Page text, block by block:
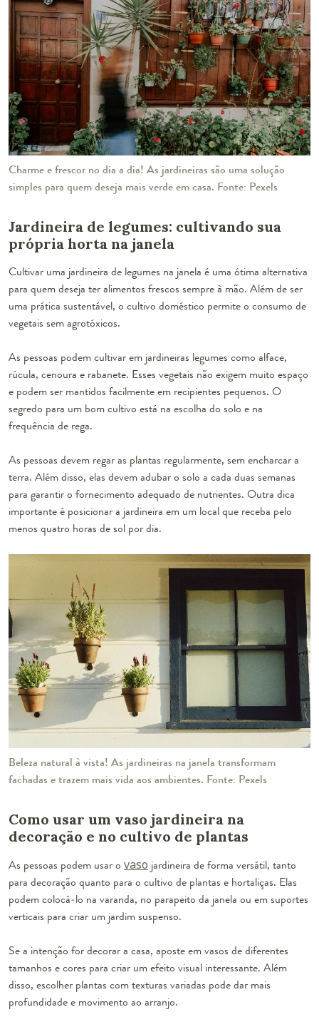
Charme e frescor no dia a dia! As jardineiras são uma solução
simples para quem deseja mais verde em casa. Fonte: Pexels
Jardineira de legumes: cultivando sua
própria horta na janela
Cultivar uma jardineira de legumes na janela é uma ótima alternativa
para quem deseja ter alimentos frescos sempre à mão. Além de ser
uma prática sustentável, o cultivo doméstico permite o consumo de
vegetais sem agrotóxicos.
As pessoas podem cultivar em jardineiras legumes como alface,
rúcula, cenoura e rabanete. Esses vegetais não exigem muito espaço
e podem ser mantidos facilmente em recipientes pequenos. O
segredo para um bom cultivo está na escolha do solo e na
frequência de rega.
As pessoas devem regar as plantas regularmente, sem encharcar a
terra. Além disso, elas devem adubar o solo a cada duas semanas
para garantir o fornecimento adequado de nutrientes. Outra dica
importante é posicionar a jardineira em um local que receba pelo
menos quatro horas de sol por dia.
Beleza natural à vista! As jardineiras na janela transformam
fachadas e trazem mais vida aos ambientes. Fonte: Pexels
Como usar um vaso jardineira na
decoração e no cultivo de plantas
As pessoas podem usar o vaso jardineira de forma versátil, tanto
para decoração quanto para o cultivo de plantas e hortaliças. Elas
podem colocá-lo na varanda, no parapeito da janela ou em suportes
verticais para criar um jardim suspenso.
Se a intenção for decorar a casa, aposte em vasos de diferentes
tamanhos e cores para criar um efeito visual interessante. Além
disso, escolher plantas com texturas variadas pode dar mais
profundidade e movimento ao arranjo.